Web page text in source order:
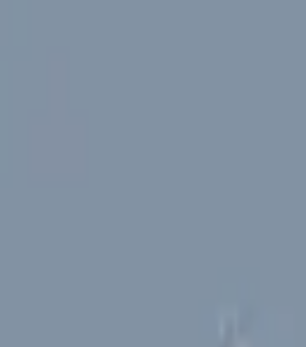
への問い合わせ導線を設置しています。